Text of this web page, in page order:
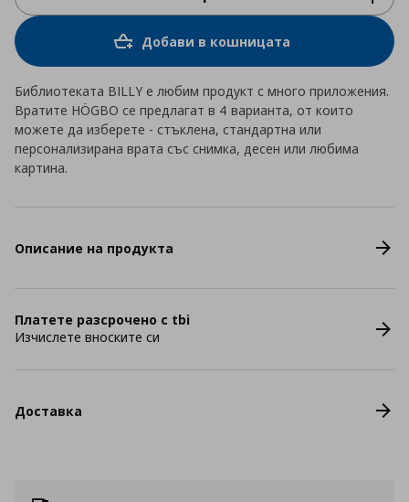
Добави в кошницата
Библиотеката BILLY е любим продукт с много приложения.
Вратите HÖGBO се предлагат в 4 варианта, от които
можете да изберете - стъклена, стандартна или
персонализирана врата със снимка, десен или любима
картина.
Описание на продукта
Платете разсрочено с tbi
Изчислете вноските си
Доставка